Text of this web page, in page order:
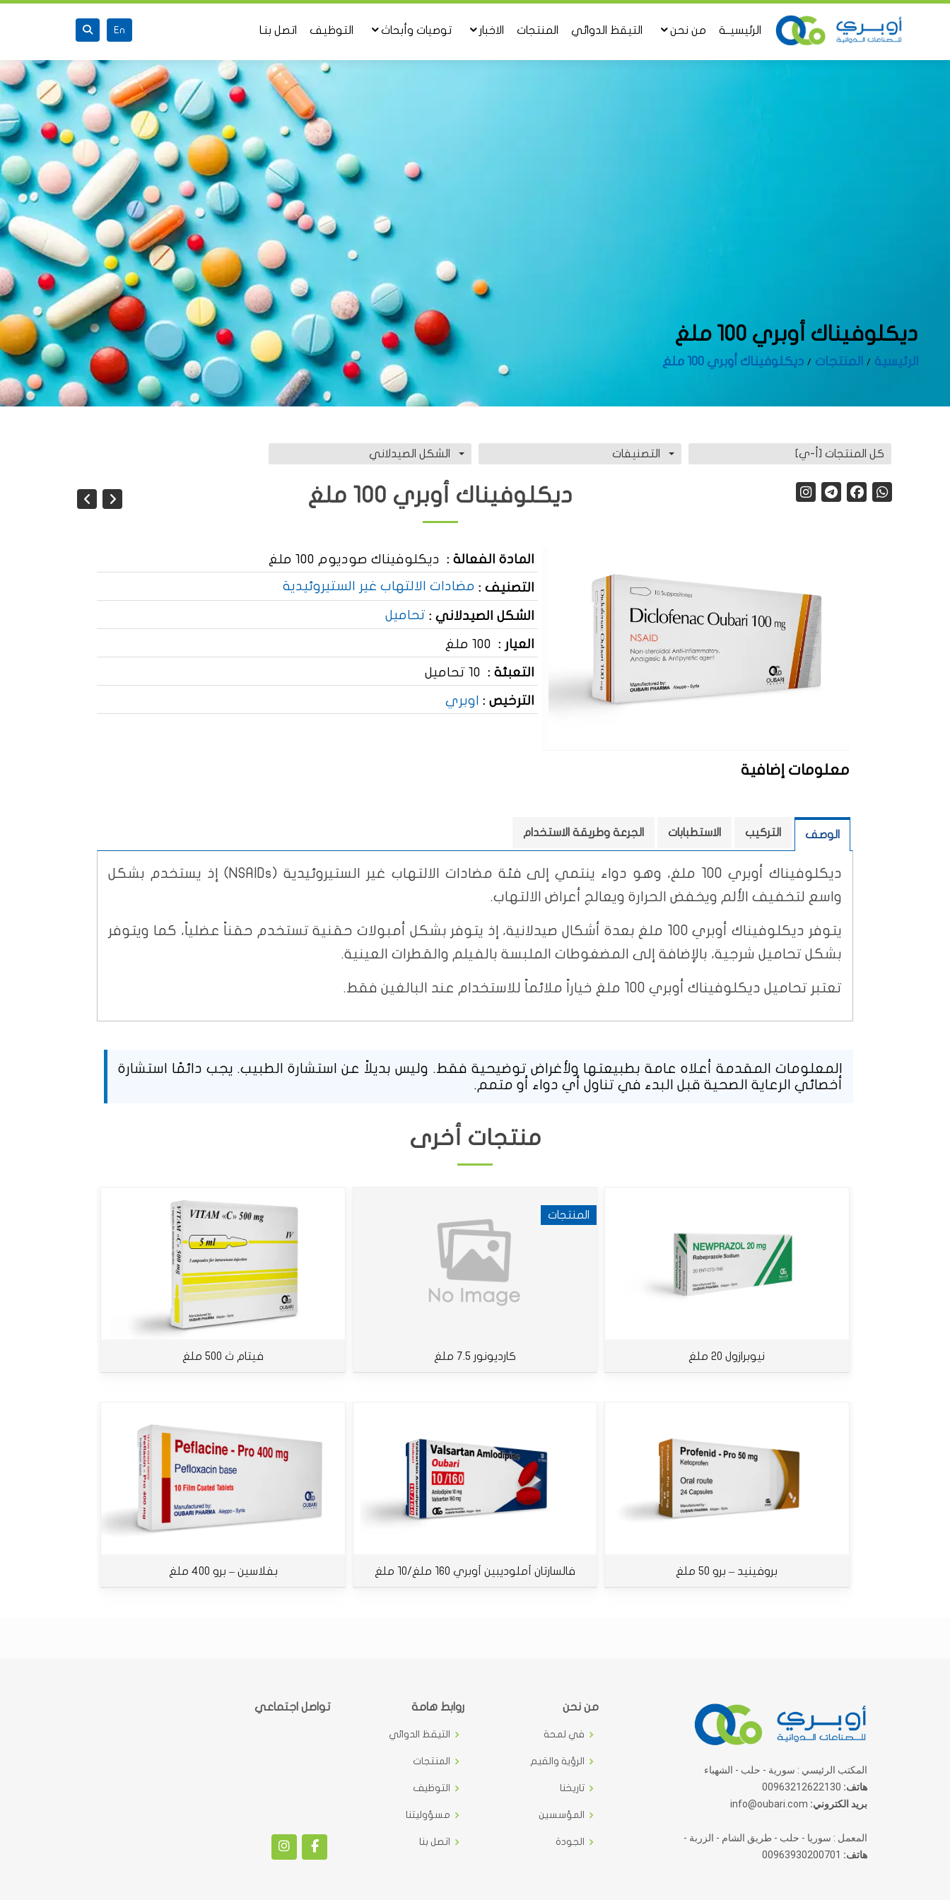
الرئيسيــة من نحن التيقظ الدوائي المنتجات الاخبار توصيات وأبحاث التوظيف اتصل بنـا En
ديكلوفيناك أوبري 100 ملغ
الرئيسية المنتجات ديكلوفيناك أوبري 100 ملغ
كل المنتجات [أ-ي] التصنيفات الشكل الصيدلاني
ديكلوفيناك أوبري 100 ملغ
المادة الفعالة : ديكلوفيناك صوديوم 100 ملغ
التصنيف : مضادات الالتهاب غير الستيروئيدية
الشكل الصيدلاني : تحاميل
العيار :
100 ملغ
التعبئة :
10 تحاميل
الترخيص :
اوبري
معلومات إضافية
الوصف التركيب الاستطبابات الجرعة وطريقة الاستخدام
ديكلوفيناك أوبري 100 ملغ، وهو دواء ينتمي إلى فئة مضادات الالتهاب غير الستيروئيدية (NSAIDs) إذ يستخدم بشكل
واسع لتخفيف الألم ويخفض الحرارة ويعالج أعراض الالتهاب.
يتوفر ديكلوفيناك أوبري 100 ملغ بعدة أشكال صيدلانية، إذ يتوفر بشكل أمبولات حقنية تستخدم حقناً عضلياً، كما ويتوفر
بشكل تحاميل شرجية، بالإضافة إلى المضغوطات الملبسة بالفيلم والقطرات العينية.
تعتبر تحاميل ديكلوفيناك أوبري 100 ملغ خياراً ملائماً للاستخدام عند البالغين فقط.
المعلومات المقدمة أعلاه عامة بطبيعتها ولأغراض توضيحية فقط. وليس بديلاً عن استشارة الطبيب. يجب دائمًا استشارة
أخصائي الرعاية الصحية قبل البدء في تناول أي دواء أو متمم.
منتجات أخرى
نيوبرازول 20 ملغ
المنتجات
كارديونور 7.5 ملغ فيتام ث 500 ملغ
بروفينيد – برو 50 ملغ فالسارتان أملوديبين أوبري 160 ملغ/10 ملغ بفلاسين – برو 400 ملغ
المكتب الرئيسي : سورية - حلب - الشهباء
هاتف:
بريد الكتروني:
المعمل : سوريا - حلب - طريق الشام - الزربة -
هاتف:
من نحن
في لمحة
الرؤية والقيم
تاريخنا
المؤسسين
الجودة
روابط هامة
التيقظ الدوائي
المنتجات
التوظيف
مسؤوليتنا
اتصل بنا
تواصل اجتماعي